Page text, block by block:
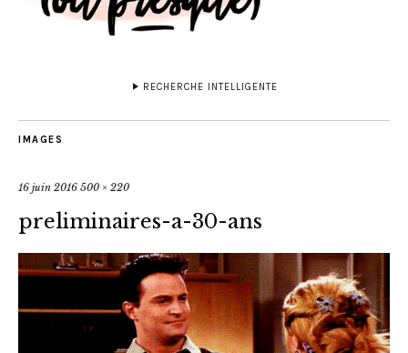
RECHERCHE INTELLIGENTE
IMAGES
16 juin 2016 500 × 220
preliminaires-a-30-ans